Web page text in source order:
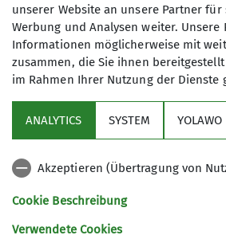
Jahren hoch hinaus. In den
wurde den Teilnehmern neben
der Region des
Klettern am Fels im
auch die korrekte
Rettungstechniken wurden
über eine selbstgebaute
Hütte und auch die erste
2000-Meter-Marke hinaus war,
unserer Website an unsere Partner für
Werbung und Analysen weiter.
Informationen möglicherweise mit
zusammen, die Sie ihnen
im Rahmen Ihrer Nutzung der Dienste
ANALYTICS SYSTEM YOLAWO
Akzeptieren (Übertragung von
Cookie Beschreibung
Verwendete Cookies